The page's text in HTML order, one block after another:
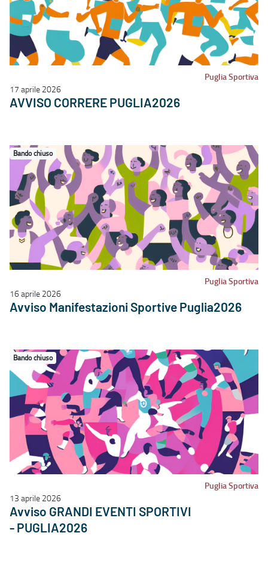
Puglia Sportiva
17 aprile 2026
AVVISO CORRERE PUGLIA2026
Bando chiuso
Puglia Sportiva
16 aprile 2026
Avviso Manifestazioni Sportive Puglia2026
Bando chiuso
Puglia Sportiva
13 aprile 2026
Avviso GRANDI EVENTI SPORTIVI
- PUGLIA2026